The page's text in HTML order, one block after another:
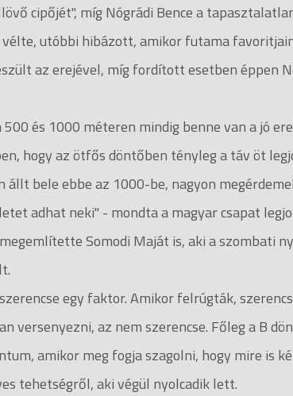
cipőjét", míg Nógrádi Bence a
vélte, utóbbi hibázott, amikor futama
az erejével, míg fordított esetben éppen
és 1000 méteren mindig benne van a jó
hogy az ötfős döntőben tényleg a táv öt
állt bele ebbe az 1000-be, nagyon
adhat neki" - mondta a magyar csapat
Somodi Maját is, aki a szombati
egy faktor. Amikor felrúgták,
versenyezni, az nem szerencse. Főleg a B
amikor meg fogja szagolni, hogy mire is
tehetségről, aki végül nyolcadik lett.